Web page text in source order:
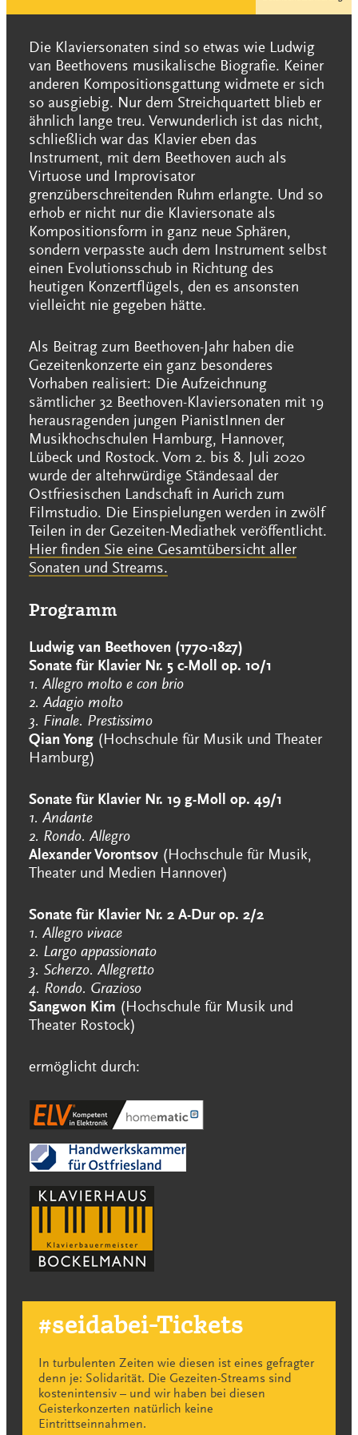
Die Klaviersonaten sind so etwas wie Ludwig
van Beethovens musikalische Biografie. Keiner
anderen Kompositionsgattung widmete er sich
so ausgiebig. Nur dem Streichquartett blieb er
ähnlich lange treu. Verwunderlich ist das nicht,
schließlich war das Klavier eben das
Instrument, mit dem Beethoven auch als
Virtuose und Improvisator
grenzüberschreitenden Ruhm erlangte. Und so
erhob er nicht nur die Klaviersonate als
Kompositionsform in ganz neue Sphären,
sondern verpasste auch dem Instrument selbst
einen Evolutionsschub in Richtung des
heutigen Konzertflügels, den es ansonsten
vielleicht nie gegeben hätte.
Als Beitrag zum Beethoven-Jahr haben die
Gezeitenkonzerte ein ganz besonderes
Vorhaben realisiert: Die Aufzeichnung
sämtlicher 32 Beethoven-Klaviersonaten mit 19
herausragenden jungen PianistInnen der
Musikhochschulen Hamburg, Hannover,
Lübeck und Rostock. Vom 2. bis 8. Juli 2020
wurde der altehrwürdige Ständesaal der
Ostfriesischen Landschaft in Aurich zum
Filmstudio. Die Einspielungen werden in zwölf
Teilen in der Gezeiten-Mediathek veröffentlicht.
Hier finden Sie eine Gesamtübersicht aller
Sonaten und Streams.
Programm
Ludwig van Beethoven (1770-1827)
Sonate für Klavier Nr. 5 c-Moll op. 10/1
1. Allegro molto e con brio
2. Adagio molto
3. Finale. Prestissimo
Qian Yong (Hochschule für Musik und Theater
Hamburg)
Sonate für Klavier Nr. 19 g-Moll op. 49/1
1. Andante
2. Rondo. Allegro
Alexander Vorontsov (Hochschule für Musik,
Theater und Medien Hannover)
Sonate für Klavier Nr. 2 A-Dur op. 2/2
1. Allegro vivace
2. Largo appassionato
3. Scherzo. Allegretto
4. Rondo. Grazioso
Sangwon Kim (Hochschule für Musik und
Theater Rostock)
ermöglicht durch:
#seidabei-Tickets
In turbulenten Zeiten wie diesen ist eines gefragter
denn je: Solidarität. Die Gezeiten-Streams sind
kostenintensiv – und wir haben bei diesen
Geisterkonzerten natürlich keine
Eintrittseinnahmen.